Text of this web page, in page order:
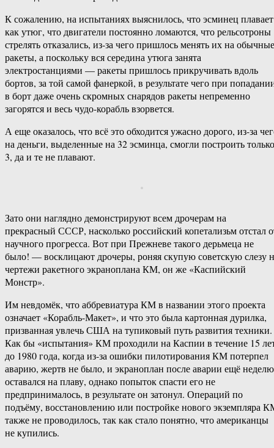
К сожалению, на испытаниях выяснилось, что эсминец плавает
как утюг, что двигатели постоянно ломаются, что рельсотроны
стрелять отказались, из-за чего пришлось менять их на обычные
ракеты, а поскольку вся середина утюга занята
электростанциями — ракеты пришлось прикручивать вдоль
бортов, за той самой фанеркой, в результате чего при
в борт даже очень скромных снарядов ракеты непременно
загорятся и весь чудо-корабль взорвется.
А еще оказалось, что всё это обходится ужасно дорого, из-за
на деньги, выделенные на 32 эсминца, смогли построить только
3, да и те не плавают.
Зато они наглядно демонстрируют всем дрочерам на
прекрасный СССР, насколько российский копетализьм отстал
научного прогресса. Вот при Прежневе такого дерьмеца не
было! — восклицают дрочеры, роняя скупую советскую слезу
чертежи ракетного экраноплана КМ, он же «Каспийский
Монстр».
Им невдомёк, что аббревиатура КМ в названии этого проекта
означает «Корабль-Макет», и что это была картонная дурилка,
призванная увлечь США на тупиковый путь развития техники.
Как бы «испытания» КМ проходили на Каспии в течение 15
до 1980 года, когда из-за ошибки пилотирования КМ потерпел
аварию, жертв не было, и экраноплан после аварии ещё неделю
оставался на плаву, однако попыток спасти его не
предпринималось, в результате он затонул. Операций по
подъёму, восстановлению или постройке нового экземпляра
также не проводилось, так как стало понятно, что американцы
не купились.